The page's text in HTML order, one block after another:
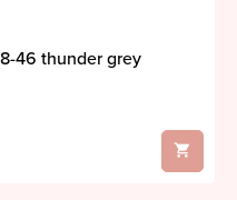
46 thunder grey